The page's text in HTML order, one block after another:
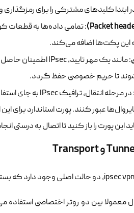
ابتدا کلیدهای مشترکی را برای
این پکت‌ها اضافه می‌کند.
تا حریم خصوصی حفظ گردد.
این پورت را باز کنید تا اتصال به درستی
معمولا بین دو روتر اختصاصی